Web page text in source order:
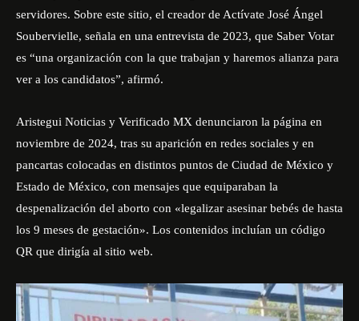
servidores. Sobre este sitio, el creador de Actívate José Ángel
Soubervielle, señala en una entrevista de 2023, que Saber Votar
es “una organización con la que trabajan y haremos alianza para
ver a los candidatos”, afirmó.
Aristegui Noticias y Verificado MX denunciaron la página en
noviembre de 2024, tras su aparición en redes sociales y en
pancartas colocadas en distintos puntos de Ciudad de México y
Estado de México, con mensajes que equiparaban la
despenalización del aborto con «legalizar asesinar bebés de hasta
los 9 meses de gestación». Los contenidos incluían un código
QR que dirigía al sitio web.